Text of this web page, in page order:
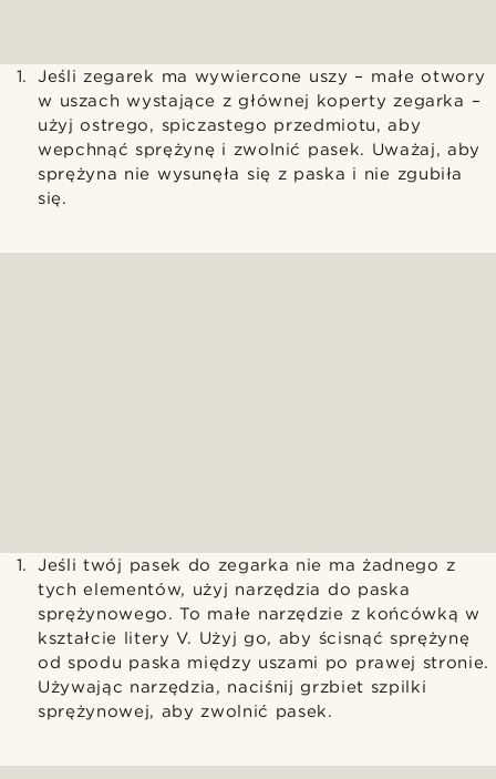
Jeśli zegarek ma wywiercone uszy – małe otwory
w uszach wystające z głównej koperty zegarka –
użyj ostrego, spiczastego przedmiotu, aby
wepchnąć sprężynę i zwolnić pasek. Uważaj, aby
sprężyna nie wysunęła się z paska i nie zgubiła
się.
Jeśli twój pasek do zegarka nie ma żadnego z
tych elementów, użyj narzędzia do paska
sprężynowego. To małe narzędzie z końcówką w
kształcie litery V. Użyj go, aby ścisnąć sprężynę
od spodu paska między uszami po prawej stronie.
Używając narzędzia, naciśnij grzbiet szpilki
sprężynowej, aby zwolnić pasek.